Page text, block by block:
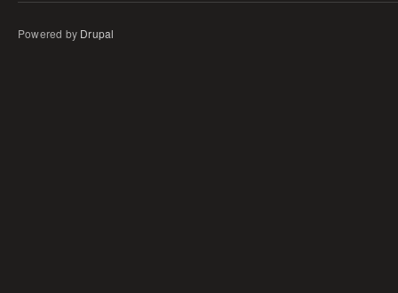
Powered by Drupal